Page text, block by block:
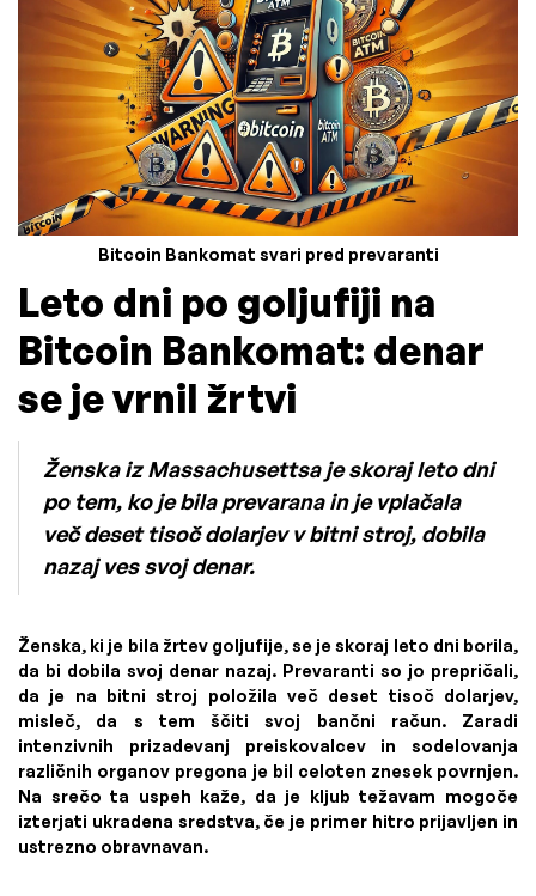
Bitcoin Bankomat svari pred prevaranti
Leto dni po goljufiji na
Bitcoin Bankomat: denar
se je vrnil žrtvi
Ženska iz Massachusettsa je skoraj leto dni
po tem, ko je bila prevarana in je vplačala
več deset tisoč dolarjev v bitni stroj, dobila
nazaj ves svoj denar.
Ženska, ki je bila žrtev goljufije, se je skoraj leto dni borila,
da bi dobila svoj denar nazaj. Prevaranti so jo prepričali,
da je na bitni stroj položila več deset tisoč dolarjev,
misleč, da s tem ščiti svoj bančni račun. Zaradi
intenzivnih prizadevanj preiskovalcev in sodelovanja
različnih organov pregona je bil celoten znesek povrnjen.
Na srečo ta uspeh kaže, da je kljub težavam mogoče
izterjati ukradena sredstva, če je primer hitro prijavljen in
ustrezno obravnavan.